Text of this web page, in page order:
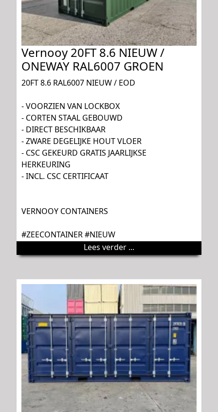
Vernooy 20FT 8.6 NIEUW /
ONEWAY RAL6007 GROEN
20FT 8.6 RAL6007 NIEUW / EOD
- VOORZIEN VAN LOCKBOX
- CORTEN STAAL GEBOUWD
- DIRECT BESCHIKBAAR
- ZWARE DEGELIJKE HOUT VLOER
- CSC GEKEURD GRATIS JAARLIJKSE
HERKEURING
- INCL. CSC CERTIFICAAT
VERNOOY CONTAINERS
#ZEECONTAINER #NIEUW
Lees verder ...